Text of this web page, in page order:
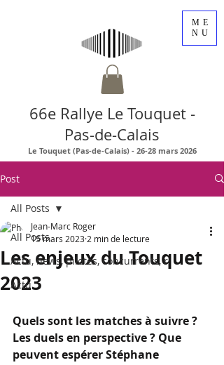
ME
NU
66e Rallye Le Touquet -
Pas-de-Calais
Le Touquet (Pas-de-Calais) - 26-28 mars 2026
Post
All Posts
Actu, news, pilotes, concurrents, r
Actu
All Posts
Les enjeux du Touquet
2023
Jean-Marc Roger
15 mars 2023 2 min de lecture
Quels sont les matches à suivre ?
Les duels en perspective ? Que
peuvent espérer Stéphane